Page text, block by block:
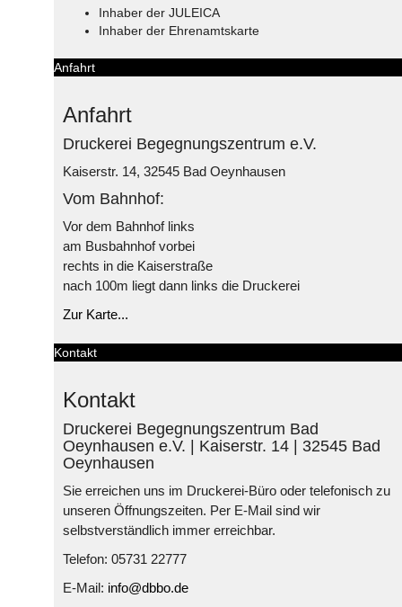
Inhaber der JULEICA
Inhaber der Ehrenamtskarte
Anfahrt
Anfahrt
Druckerei Begegnungszentrum e.V.
Kaiserstr. 14, 32545 Bad Oeynhausen
Vom Bahnhof:
Vor dem Bahnhof links
am Busbahnhof vorbei
rechts in die Kaiserstraße
nach 100m liegt dann links die Druckerei
Zur Karte...
Kontakt
Kontakt
Druckerei Begegnungszentrum Bad
Oeynhausen e.V. | Kaiserstr. 14 | 32545 Bad
Oeynhausen
Sie erreichen uns im Druckerei-Büro oder telefonisch zu
unseren Öffnungszeiten. Per E-Mail sind wir
selbstverständlich immer erreichbar.
Telefon: 05731 22777
E-Mail: info@dbbo.de